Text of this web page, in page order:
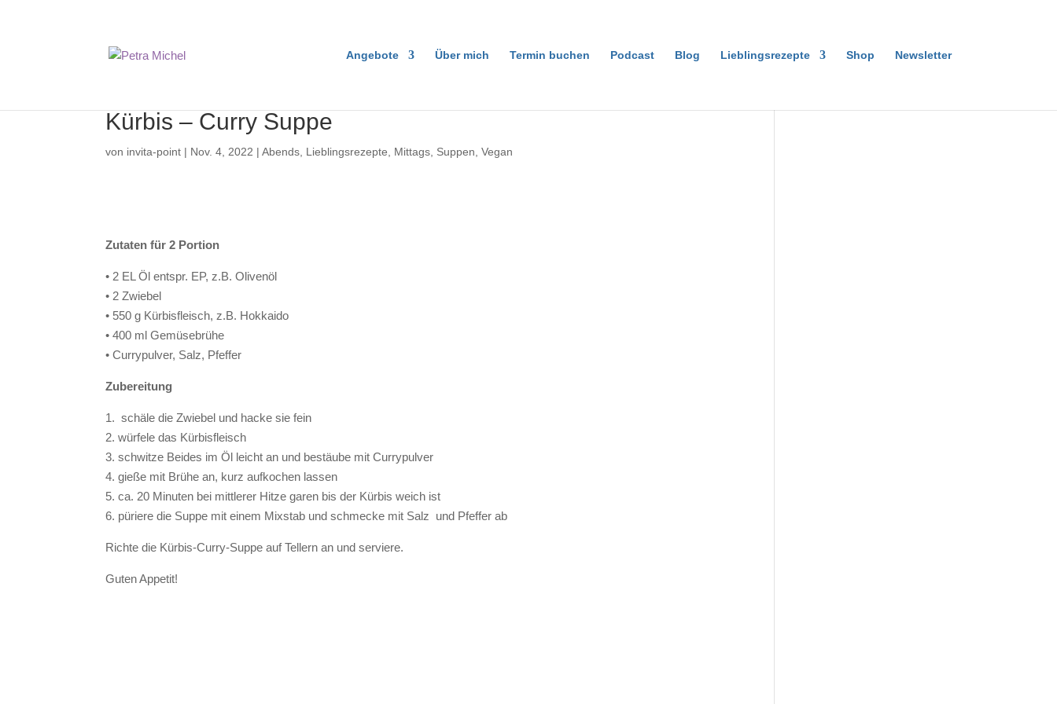
Angebote Über mich Termin buchen Podcast Blog Lieblingsrezepte Shop Newsletter
Kürbis – Curry Suppe
von invita-point | Nov. 4, 2022 |Abends Lieblingsrezepte Mittags Suppen ,Vegan
Zutaten für 2 Portion
• 2 EL Öl entspr. EP, z.B. Olivenöl
• 2 Zwiebel
• 550 g Kürbisfleisch, z.B. Hokkaido
• 400 ml Gemüsebrühe
• Currypulver, Salz, Pfeffer
Zubereitung
1. schäle die Zwiebel und hacke sie fein
2. würfele das Kürbisfleisch
3. schwitze Beides im Öl leicht an und bestäube mit Currypulver
4. gieße mit Brühe an, kurz aufkochen lassen
5. ca. 20 Minuten bei mittlerer Hitze garen bis der Kürbis weich ist
6. püriere die Suppe mit einem Mixstab und schmecke mit Salz und Pfeffer ab
Richte die Kürbis-Curry-Suppe auf Tellern an und serviere.
Guten Appetit!